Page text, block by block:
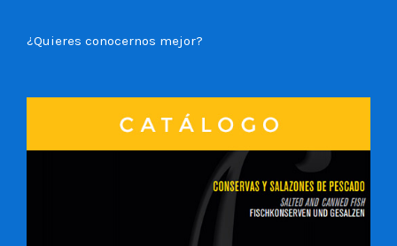
¿Quieres conocernos mejor?